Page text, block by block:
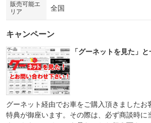
販売可能エ
リア
全国
キャンペーン
「グーネットを見た」
グーネット経由でお車をご購入頂きましたお
特典が御座います。その際は、必ず商談時に